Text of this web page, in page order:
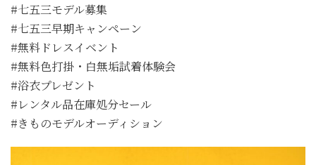
#七五三モデル募集
#七五三早期キャンペーン
#無料ドレスイベント
#無料色打掛・白無垢試着体験会
#浴衣プレゼント
#レンタル品在庫処分セール
#きものモデルオーディション